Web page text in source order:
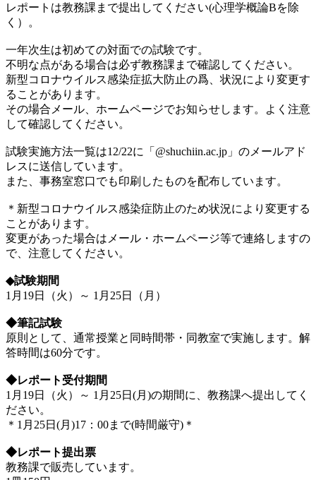
レポートは教務課まで提出してください(心理学概論Bを除
く）。
一年次生は初めての対面での試験です。
不明な点がある場合は必ず教務課まで確認してください。
新型コロナウイルス感染症拡大防止の爲、状況により変更す
ることがあります。
その場合メール、ホームページでお知らせします。よく注意
して確認してください。
試験実施方法一覧は12/22に「@shuchiin.ac.jp」のメールアド
レスに送信しています。
また、事務室窓口でも印刷したものを配布しています。
＊新型コロナウイルス感染症防止のため状況により変更する
ことがあります。
変更があった場合はメール・ホームページ等で連絡しますの
で、注意してください。
◆試験期間
1月19日（火）～ 1月25日（月）
◆筆記試験
原則として、通常授業と同時間帯・同教室で実施します。解
答時間は60分です。
◆レポート受付期間
1月19日（火）～ 1月25日(月)の期間に、教務課へ提出してく
ださい。
＊1月25日(月)17：00まで(時間厳守)＊
◆レポート提出票
教務課で販売しています。